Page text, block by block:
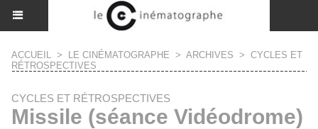
ACCUEIL > LE CINÉMATOGRAPHE > ARCHIVES > CYCLES ET
RÉTROSPECTIVES
CYCLES ET RÉTROSPECTIVES
Missile (séance Vidéodrome)